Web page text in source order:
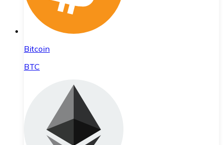
Bitcoin
BTC